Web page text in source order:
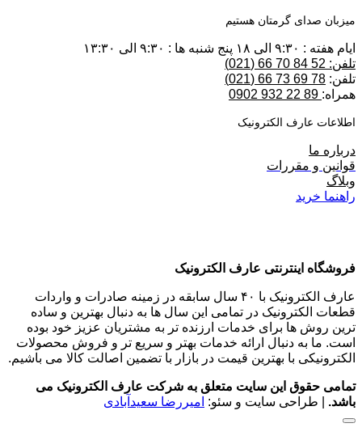
میزبان صدای گرمتان هستیم
ایام هفته : ۹:۳۰ الی ۱۸ پنج شنبه ها : ۹:۳۰ الی ۱۳:۳۰
تلفن: 52 84 70 66 (021)
تلفن: 78 69 73 66 (021)
همراه:
اطلاعات عارف الکترونیک
درباره ما
قوانین و مقررات
وبلاگ
راهنما خرید
فروشگاه اینترنتی عارف الکترونیک
عارف الکترونیک با ۴۰ سال سابقه در زمینه صادرات و واردات
قطعات الکترونیک در تمامی این سال ها به دنبال بهترین و ساده
ترین روش ها برای خدمات ارزنده تر به مشتریان عزیز خود بوده
است. ما به دنبال ارائه خدمات بهتر و سریع تر و فروش محصولات
الکترونیکی با بهترین قیمت در بازار با تضمین اصالت کالا می باشیم.
تمامی حقوق این سایت متعلق به شرکت عارف الکترونیک می
باشد. | طراحی سایت و سئو: امیررضا سعیدآبادی